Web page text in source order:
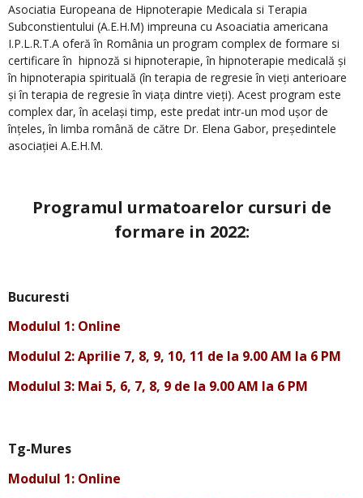
Asociatia Europeana de Hipnoterapie Medicala si Terapia
Subconstientului (A.E.H.M) impreuna cu Asoaciatia americana
I.P.L.R.T.A oferă în România un program complex de formare si
certificare în hipnoză si hipnoterapie, în hipnoterapie medicală și
în hipnoterapia spirituală (în terapia de regresie în vieți anterioare
și în terapia de regresie în viața dintre vieți). Acest program este
complex dar, în același timp, este predat intr-un mod ușor de
înțeles, în limba română de către Dr. Elena Gabor, președintele
asociației A.E.H.M.
Programul urmatoarelor cursuri de
formare in 2022:
Bucuresti
Modulul 1: Online
Modulul 2: Aprilie 7, 8, 9, 10, 11 de la 9.00 AM la 6 PM
Modulul 3: Mai 5, 6, 7, 8, 9 de la 9.00 AM la 6 PM
Tg-Mures
Modulul 1: Online